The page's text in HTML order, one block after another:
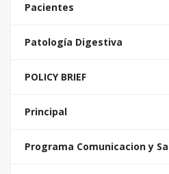
Pacientes
Patología Digestiva
POLICY BRIEF
Principal
Programa Comunicacion y